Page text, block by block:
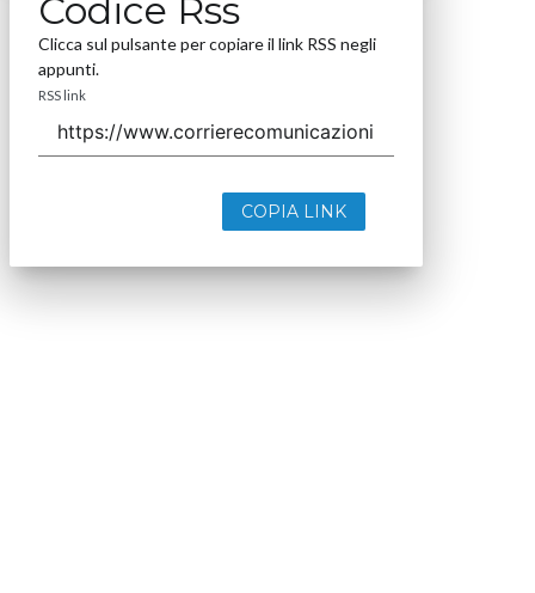
Codice Rss
Clicca sul pulsante per copiare il link RSS negli
appunti.
RSS link
COPIA LINK